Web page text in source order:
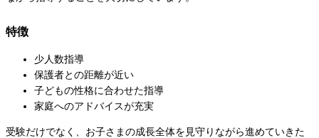
特徴
少人数指導
保護者との距離が近い
子どもの性格に合わせた指導
家庭へのアドバイスが充実
受験だけでなく、お子さまの成長全体を見守りながら進めていきた